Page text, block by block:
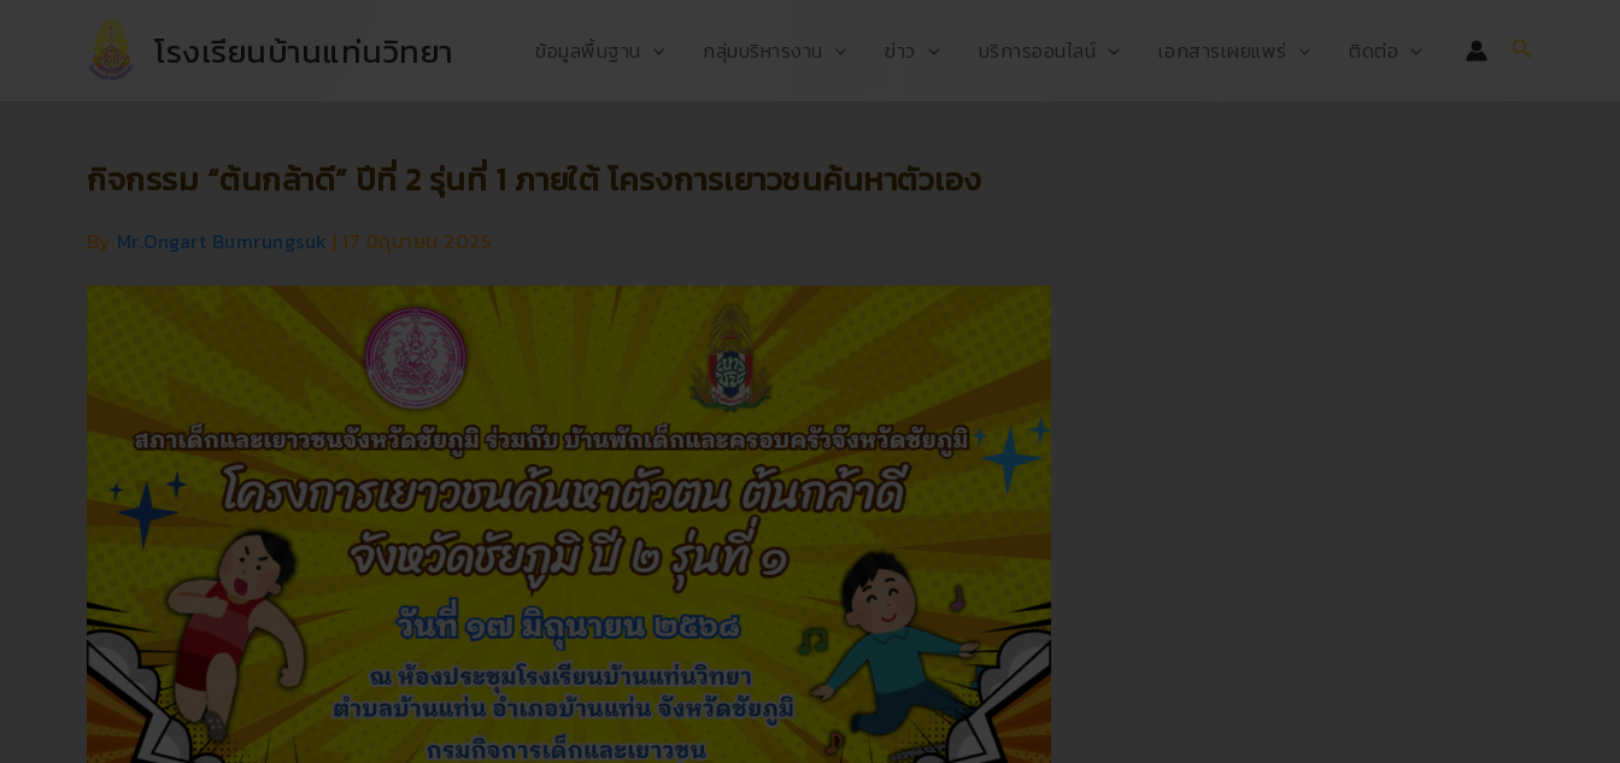
โรงเรียนบ้านแท่นวิทยา ข้อมูลพื้นฐาน กลุ่มบริหารงาน ข่าว บริการออนไลน์ เอกสารเผยแพร่ ติดต่อ Search
กิจกรรม “ต้นกล้าดี” ปีที่ 2 รุ่นที่ 1 ภายใต้ โครงการเยาวชนค้นหาตัวเอง
By Mr.Ongart Bumrungsuk | 17 มิถุนายน 2025